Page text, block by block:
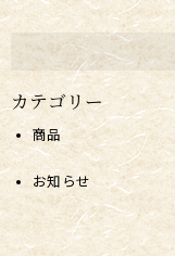
カテゴリー
商品
お知らせ